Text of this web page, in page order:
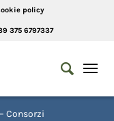
policy
375 6797337
Consorzi